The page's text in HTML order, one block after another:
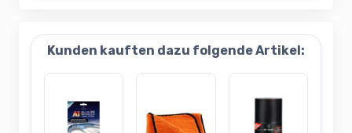
Kunden kauften dazu folgende Artikel: